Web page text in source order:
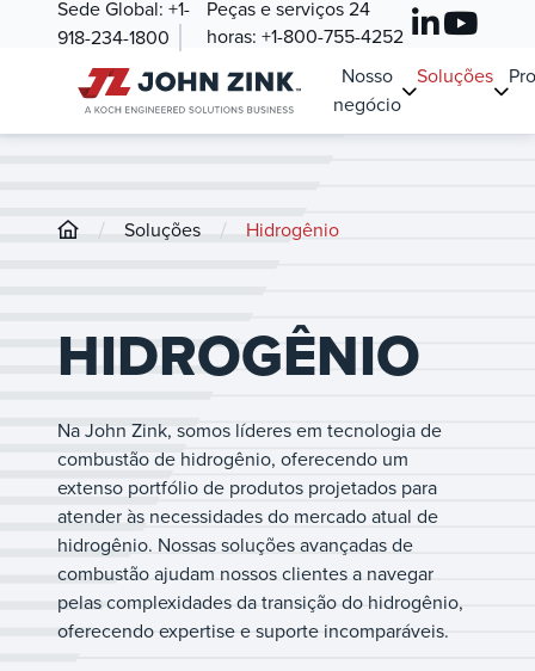
Sede Global: +1-
918-234-1800
Peças e serviços 24
horas:+1-800-755-4252
Nosso
negócio
Soluções
/ Soluções / Hidrogênio
HIDROGÊNIO
Na John Zink, somos líderes em tecnologia de
combustão de hidrogênio, oferecendo um
extenso portfólio de produtos projetados para
atender às necessidades do mercado atual de
hidrogênio. Nossas soluções avançadas de
combustão ajudam nossos clientes a navegar
pelas complexidades da transição do hidrogênio,
oferecendo expertise e suporte incomparáveis.